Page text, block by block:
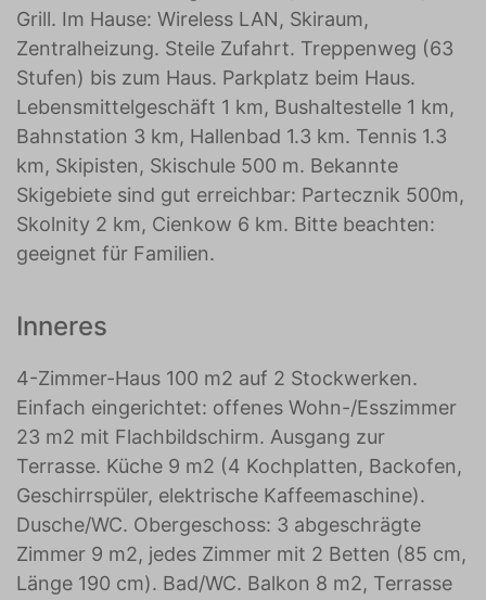
Grill. Im Hause: Wireless LAN, Skiraum,
Zentralheizung. Steile Zufahrt. Treppenweg (63
Stufen) bis zum Haus. Parkplatz beim Haus.
Lebensmittelgeschäft 1 km, Bushaltestelle 1 km,
Bahnstation 3 km, Hallenbad 1.3 km. Tennis 1.3
km, Skipisten, Skischule 500 m. Bekannte
Skigebiete sind gut erreichbar: Partecznik 500m,
Skolnity 2 km, Cienkow 6 km. Bitte beachten:
geeignet für Familien.
Inneres
4-Zimmer-Haus 100 m2 auf 2 Stockwerken.
Einfach eingerichtet: offenes Wohn-/Esszimmer
23 m2 mit Flachbildschirm. Ausgang zur
Terrasse. Küche 9 m2 (4 Kochplatten, Backofen,
Geschirrspüler, elektrische Kaffeemaschine).
Dusche/WC. Obergeschoss: 3 abgeschrägte
Zimmer 9 m2, jedes Zimmer mit 2 Betten (85 cm,
Länge 190 cm). Bad/WC. Balkon 8 m2, Terrasse